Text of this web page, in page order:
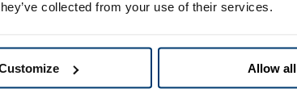
collected from your use of their services.
Allow all